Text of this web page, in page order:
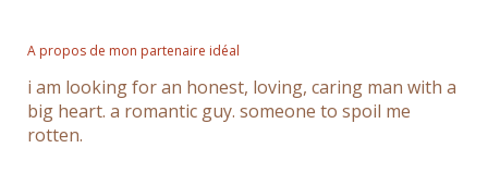
A propos de mon partenaire idéal
i am looking for an honest, loving, caring man with a
big heart. a romantic guy. someone to spoil me
rotten.